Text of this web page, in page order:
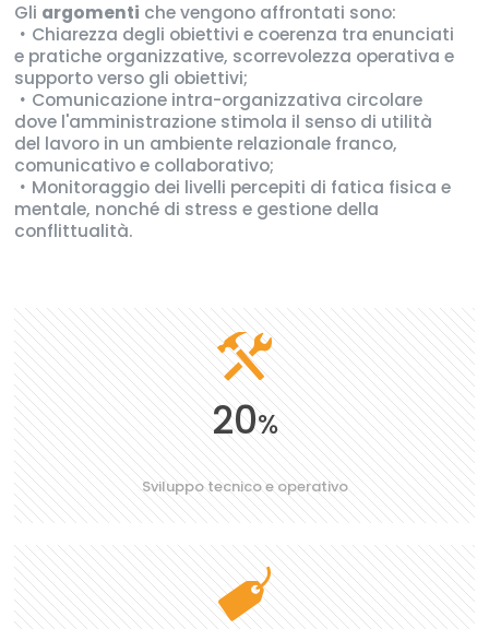
Gli argomenti che vengono affrontati sono:
Chiarezza degli obiettivi e coerenza tra enunciati
e pratiche organizzative, scorrevolezza operativa e
supporto verso gli obiettivi;
Comunicazione intra-organizzativa circolare
dove l'amministrazione stimola il senso di utilità
del lavoro in un ambiente relazionale franco,
comunicativo e collaborativo;
Monitoraggio dei livelli percepiti di fatica fisica e
mentale, nonché di stress e gestione della
conflittualità.
20%
Sviluppo tecnico e operativo